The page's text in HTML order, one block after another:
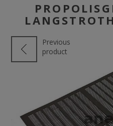
Previous
product